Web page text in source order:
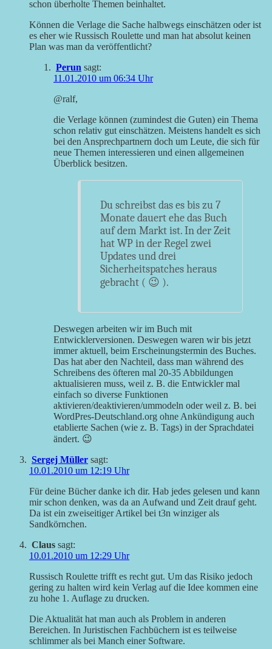
schon überholte Themen beinhaltet.
Können die Verlage die Sache halbwegs einschätzen oder ist
es eher wie Russisch Roulette und man hat absolut keinen
Plan was man da veröffentlicht?
Perun sagt:
11.01.2010 um 06:34 Uhr
@ralf,
die Verlage können (zumindest die Guten) ein Thema
schon relativ gut einschätzen. Meistens handelt es sich
bei den Ansprechpartnern doch um Leute, die sich für
neue Themen interessieren und einen allgemeinen
Überblick besitzen.
Du schreibst das es bis zu 7
Monate dauert ehe das Buch
auf dem Markt ist. In der Zeit
hat WP in der Regel zwei
Updates und drei
Sicherheitspatches heraus
gebracht ( 😉 ).
Deswegen arbeiten wir im Buch mit
Entwicklerversionen. Deswegen waren wir bis jetzt
immer aktuell, beim Erscheinungstermin des Buches.
Das hat aber den Nachteil, dass man während des
Schreibens des öfteren mal 20-35 Abbildungen
aktualisieren muss, weil z. B. die Entwickler mal
einfach so diverse Funktionen
aktivieren/deaktivieren/ummodeln oder weil z. B. bei
WordPres-Deutschland.org ohne Ankündigung auch
etablierte Sachen (wie z. B. Tags) in der Sprachdatei
ändert. 😉
Sergej Müller sagt:
10.01.2010 um 12:19 Uhr
Für deine Bücher danke ich dir. Hab jedes gelesen und kann
mir schon denken, was da an Aufwand und Zeit drauf geht.
Da ist ein zweiseitiger Artikel bei t3n winziger als
Sandkörnchen.
Claus sagt:
10.01.2010 um 12:29 Uhr
Russisch Roulette trifft es recht gut. Um das Risiko jedoch
gering zu halten wird kein Verlag auf die Idee kommen eine
zu hohe 1. Auflage zu drucken.
Die Aktualität hat man auch als Problem in anderen
Bereichen. In Juristischen Fachbüchern ist es teilweise
schlimmer als bei Manch einer Software.